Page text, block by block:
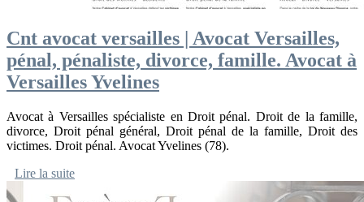
Cnt avocat versailles | Avocat Versailles,
pénal, pénaliste, divorce, famille. Avocat à
Versailles Yvelines
Avocat à Versailles spécialiste en Droit pénal. Droit de la famille,
divorce, Droit pénal général, Droit pénal de la famille, Droit des
victimes. Droit pénal. Avocat Yvelines (78).
Lire la suite